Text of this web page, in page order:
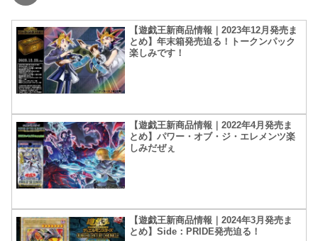
【遊戯王新商品情報｜2023年12月発売ま
とめ】年末箱発売迫る！トークンパック
楽しみです！
【遊戯王新商品情報｜2022年4月発売ま
とめ】パワー・オブ・ジ・エレメンツ楽
しみだぜぇ
【遊戯王新商品情報｜2024年3月発売ま
とめ】Side：PRIDE発売迫る！